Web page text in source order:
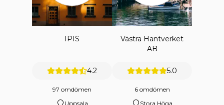
IPIS
4.2
97 omdömen
Uppsala
Västra Hantverket
AB
5.0
6 omdömen
Stora Höga